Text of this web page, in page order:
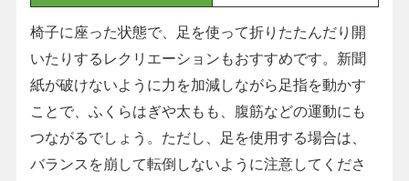
椅子に座った状態で、足を使って折りたたんだり開
いたりするレクリエーションもおすすめです。新聞
紙が破けないように力を加減しながら足指を動かす
ことで、ふくらはぎや太もも、腹筋などの運動にも
つながるでしょう。ただし、足を使用する場合は、
バランスを崩して転倒しないように注意してくださ